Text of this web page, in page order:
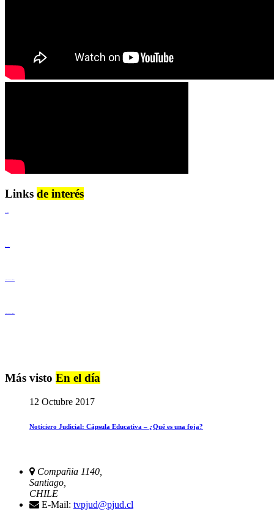
Links de interés
Más visto En el día
12 Octubre 2017
Noticiero Judicial: Cápsula Educativa – ¿Qué es una foja?
Compañia 1140,
Santiago,
CHILE
E-Mail: tvpjud@pjud.cl